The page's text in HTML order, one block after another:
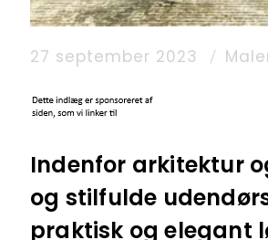
27 september 2023
Indenfor arkitektur
og stilfulde
praktisk og elegant